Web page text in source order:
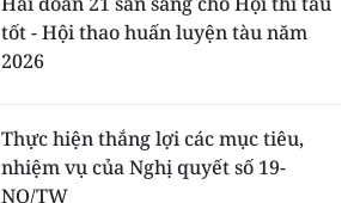
tốt - Hội thao huấn luyện tàu năm
2026
Thực hiện thắng lợi các mục tiêu,
nhiệm vụ của Nghị quyết số 19-
NQ/TW